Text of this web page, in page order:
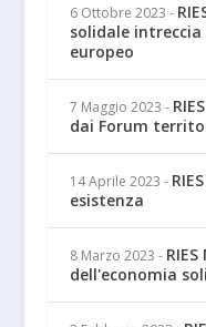
6 Ottobre 2023 -
solidale
europeo
7 Maggio 2023 -
dai Forum
14 Aprile 2023 -
esistenza
8 Marzo 2023 -
dell'economia